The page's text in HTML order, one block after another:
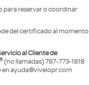
para reservar o coordinar
del certificado al momento
al Cliente de
(no llamadas) 787-773-1818
ayuda@vivelopr.com